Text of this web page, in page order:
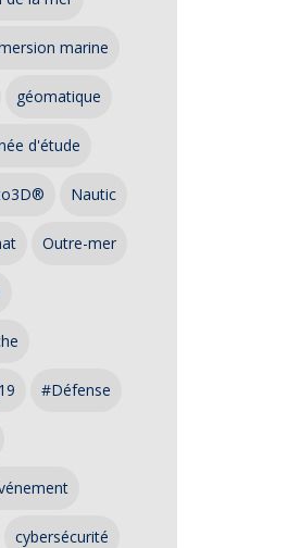
marine
géomatique
d'étude
Nautic
Outre-mer
#Défense
cybersécurité